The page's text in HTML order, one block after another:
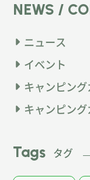
NEWS /
ニュース
イベント
キャンピン
キャンピン
Tags タグ